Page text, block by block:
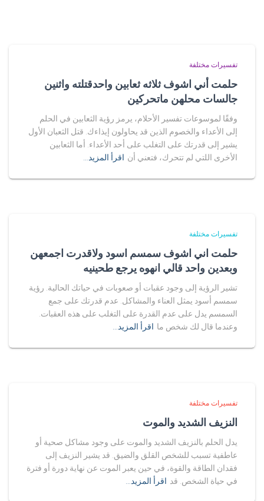
تفسيرات مختلفة
حلمت أني اشوف ثلاثه ثعابين واحدقتلته واثنين
جالسات محلهن ماتحركين
وفقًا لموسوعات تفسير الأحلام، يرمز رؤية الثعابين في الحلم
إلى الأعداء والخصوم الذين قد يحاولون إيذاءك. قتل الثعبان الأول
يشير إلى قدرتك على التغلب على أحد الأعداء. أما الثعابين
الأخرى اللتي لم تتحرك، فتعني أن اقرأ المزيد…
تفسيرات مختلفة
حلمت اني اشوف سمسم اسود ولاقدرت اجمعهن
وبعدين واحد قالي انهوه يرجع طحينيه
تشير الرؤية إلى وجود عقبات أو صعوبات في حياتك الحالية. رؤية
سمسم أسود يمثل العناء والمشاكل. عدم قدرتك على جمع
السمسم يدل على عدم القدرة على التغلب على هذه العقبات.
وعندما قال لك شخص ما اقرأ المزيد…
تفسيرات مختلفة
النزيف الشديد والموت
يدل الحلم بالنزيف الشديد والموت على وجود مشاكل صحية أو
عاطفية تسبب للشخص القلق والضيق. قد يشير النزيف إلى
فقدان الطاقة والقوة، في حين يعبر الموت عن نهاية دورة أو فترة
في حياة الشخص. قد اقرأ المزيد…